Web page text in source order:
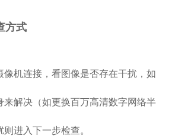
方式
像机连接，看图像是否存在干扰，如
来解决（如更换百万高清数字网络半
进入下一步检查。